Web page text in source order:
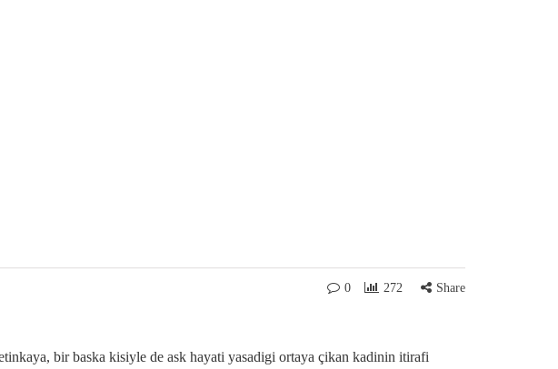
0 272 Share
bir baska kisiyle de ask hayati yasadigi ortaya çikan kadinin itirafi